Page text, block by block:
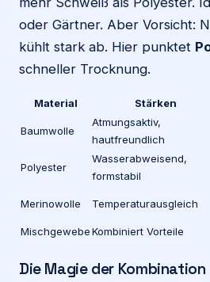
oder Gärtner. Aber Vorsicht:
kühlt stark ab. Hier punktet
schneller Trocknung.
Material Stärken
Baumwolle
Atmungsaktiv,
hautfreundlich
Polyester
Wasserabweisend,
formstabil
Merinowolle Temperaturausgleich
MischgewebeKombiniert Vorteile
Die Magie der Kombination